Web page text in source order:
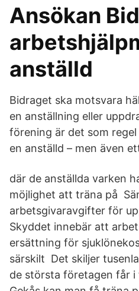
Ansökan
anställd
Bidraget ska motsvara
en anställning eller
förening är det som
en anställd – men även
där de anställda varken
möjlighet att träna på
arbetsgivaravgifter för
Skyddet innebär att
ersättning för
särskilt Det skiljer
de största företagen får i